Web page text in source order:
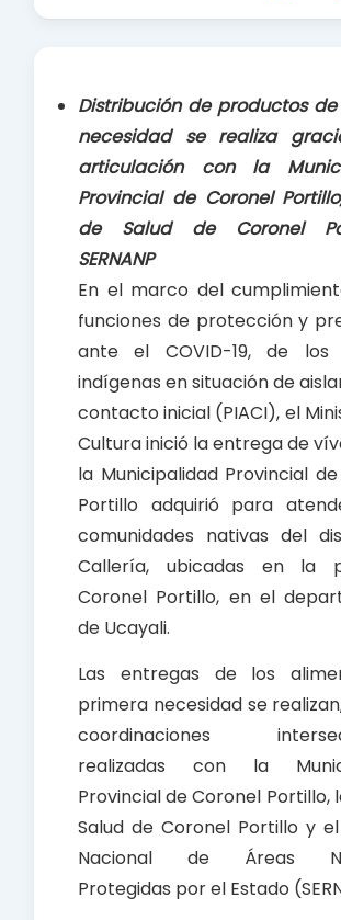
o
k
Distribución de productos
necesidad se realiza
articulación con la
Provincial de Coronel
de Salud de Coronel
SERNANP
En el marco del
funciones de protección y
ante el COVID-19, de los
indígenas en situación de
contacto inicial (PIACI), el
Cultura inició la entrega de
la Municipalidad Provincial
Portillo adquirió para
comunidades nativas del
Callería, ubicadas en la
Coronel Portillo, en el
de Ucayali.
Las entregas de los
primera necesidad se
coordinaciones
realizadas con la
Provincial de Coronel Portillo,
Salud de Coronel Portillo y
Nacional de Áreas
Protegidas por el Estado